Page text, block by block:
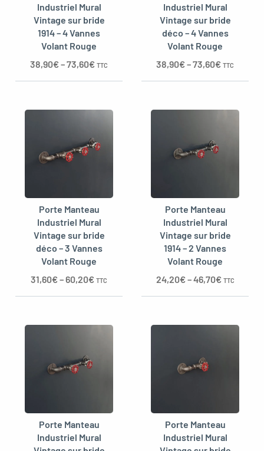
Industriel Mural
Vintage sur bride
1914 – 4 Vannes
Volant Rouge
38,90€–73,60€ TTC
Industriel Mural
Vintage sur bride
déco – 4 Vannes
Volant Rouge
38,90€–73,60€ TTC
Porte Manteau
Industriel Mural
Vintage sur bride
déco – 3 Vannes
Volant Rouge
31,60€–60,20€ TTC
Porte Manteau
Industriel Mural
Vintage sur bride
1914 – 2 Vannes
Volant Rouge
24,20€–46,70€ TTC
Porte Manteau
Industriel Mural
Porte Manteau
Industriel Mural